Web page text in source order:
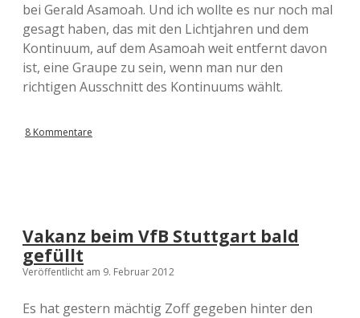
bei Gerald Asamoah. Und ich wollte es nur noch mal
gesagt haben, das mit den Lichtjahren und dem
Kontinuum, auf dem Asamoah weit entfernt davon
ist, eine Graupe zu sein, wenn man nur den
richtigen Ausschnitt des Kontinuums wählt.
8 Kommentare
Vakanz beim VfB Stuttgart bald
gefüllt
Veröffentlicht am 9. Februar 2012
Es hat gestern mächtig Zoff gegeben hinter den